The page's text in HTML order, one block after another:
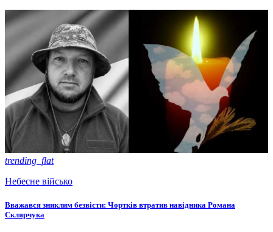
trending_flat
Небесне військо
Вважався зниклим безвісти: Чортків втратив навідника Романа
Склярчука